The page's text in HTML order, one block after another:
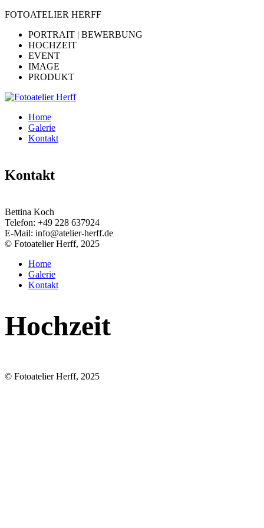
FOTOATELIER HERFF
PORTRAIT | BEWERBUNG
HOCHZEIT
EVENT
IMAGE
PRODUKT
Home
Galerie
Kontakt
Kontakt
Bettina Koch
Telefon: +49 228 637924
E-Mail: info@atelier-herff.de
© Fotoatelier Herff, 2025
Home
Galerie
Kontakt
Hochzeit
© Fotoatelier Herff, 2025